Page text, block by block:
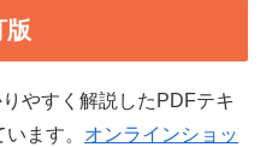
版
やすく解説したPDFテキ
ます。 オンラインショッ